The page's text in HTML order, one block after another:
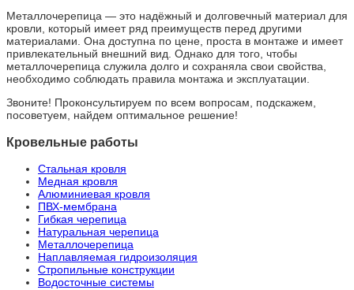
Металлочерепица — это надёжный и долговечный материал для
кровли, который имеет ряд преимуществ перед другими
материалами. Она доступна по цене, проста в монтаже и имеет
привлекательный внешний вид. Однако для того, чтобы
металлочерепица служила долго и сохраняла свои свойства,
необходимо соблюдать правила монтажа и эксплуатации.
Звоните! Проконсультируем по всем вопросам, подскажем,
посоветуем, найдем оптимальное решение!
Кровельные работы
Стальная кровля
Медная кровля
Алюминиевая кровля
ПВХ-мембрана
Гибкая черепица
Натуральная черепица
Металлочерепица
Наплавляемая гидроизоляция
Стропильные конструкции
Водосточные системы